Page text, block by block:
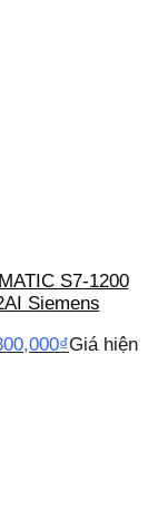
S7-1200
Siemens
₫Giá hiện